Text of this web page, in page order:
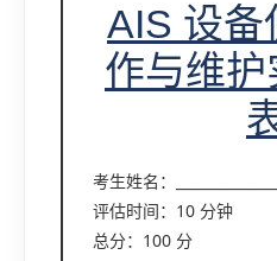
AIS 设备
作与维
考生姓名：
评估时间：10 分钟
总分：100 分